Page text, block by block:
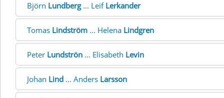
Björn Lundberg... Leif Lerkander
Tomas Lindström ... Helena Lindgren
Peter Lundströn ... Elisabeth Levin
Johan Lind ... Anders Larsson